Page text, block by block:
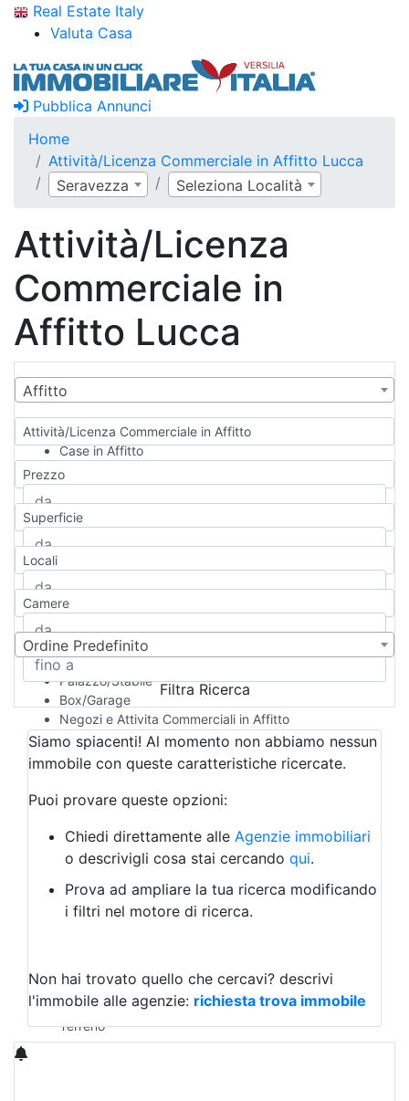
Real Estate Italy
Valuta Casa
Pubblica Annunci
Home
Attività/Licenza Commerciale in Affitto Lucca
Seravezza
Seleziona Località
Attività/Licenza
Commerciale in
Affitto Lucca
Affitto
Attività/Licenza Commerciale in Affitto
Case in Affitto
Qualsiasi
Appartamento
Casa indipendente
Casa Semi-indipendente
Attico/Mansarda
Rustico/Casale
Camera d'Albergo
Multiproprietà
Palazzo/Stabile
Box/Garage
Negozi e Attivita Commerciali in Affitto
Qualsiasi
Attività/Licenza Commerciale
Azienda Agricola
Bar/Ristorante
Albergo
Laboratorio Artigianale
Negozio/locale commerciale
Agriturismo
Magazzini
Qualsiasi
Terreno edificabile
Terreno
Prezzo
Superficie
Locali
Camere
Ordine Predefinito
Filtra Ricerca
Siamo spiacenti! Al momento non abbiamo nessun
immobile con queste caratteristiche ricercate.
Puoi provare queste opzioni:
Chiedi direttamente alle Agenzie immobiliari
o descrivigli cosa stai cercando qui.
Prova ad ampliare la tua ricerca modificando
i filtri nel motore di ricerca.
Non hai trovato quello che cercavi? descrivi
l'immobile alle agenzie: richiesta trova immobile